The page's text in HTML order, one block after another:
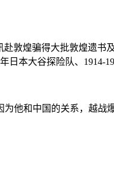
敦煌骗得大批敦煌遗书
本大谷探险队、1914-
为他和中国的关系，越